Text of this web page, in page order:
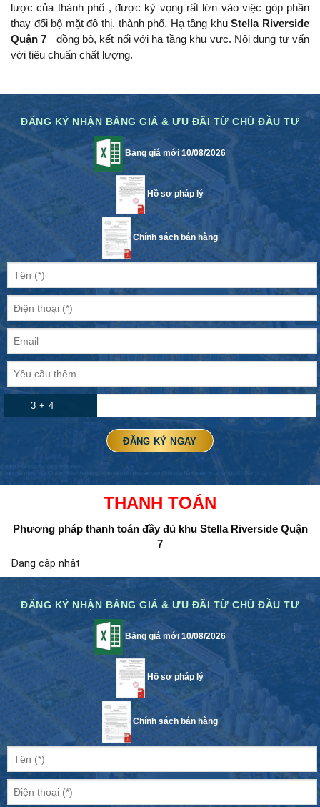
lược của thành phố , được kỳ vọng rất lớn vào việc góp phần
thay đổi bộ mặt đô thị. thành phố. Hạ tầng khuStella Riverside
Quận 7 đồng bộ, kết nối với hạ tầng khu vực. Nội dung tư vấn
với tiêu chuẩn chất lượng.
ĐĂNG KÝ NHẬN BẢNG GIÁ & ƯU ĐÃI TỪ CHỦ ĐẦU TƯ
Bảng giá mới 10/08/2026
Hồ sơ pháp lý
Chính sách bán hàng
3 + 4 =
THANH TOÁN
Phương pháp thanh toán đầy đủkhu Stella Riverside Quận
7
Đang cập nhật
ĐĂNG KÝ NHẬN BẢNG GIÁ & ƯU ĐÃI TỪ CHỦ ĐẦU TƯ
Bảng giá mới 10/08/2026
Hồ sơ pháp lý
Chính sách bán hàng